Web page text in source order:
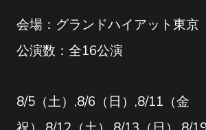
会場：グランドハイアット東
公演数：全16公演
8/5（土）,8/6（日）,8/11（金